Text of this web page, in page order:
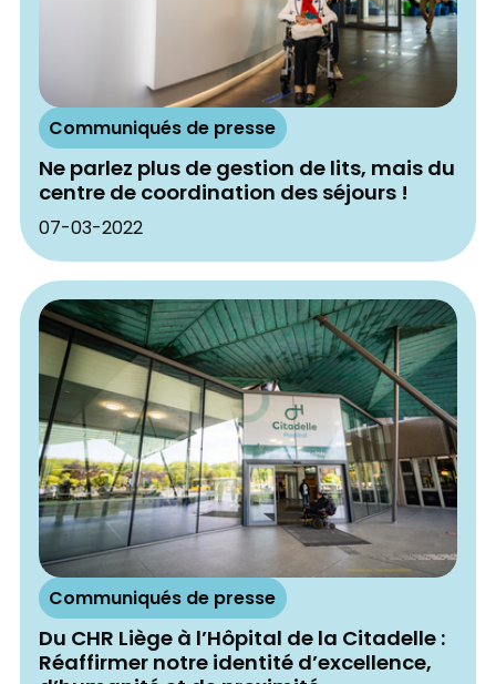
Communiqués de presse
Ne parlez plus de gestion de lits, mais du
centre de coordination des séjours !
07-03-2022
Communiqués de presse
Du CHR Liège à l’Hôpital de la Citadelle :
Réaffirmer notre identité d’excellence,